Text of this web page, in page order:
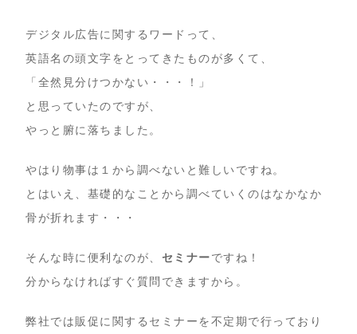
デジタル広告に関するワードって、
英語名の頭文字をとってきたものが多くて、
「全然見分けつかない・・・！」
と思っていたのですが、
やっと腑に落ちました。
やはり物事は１から調べないと難しいですね。
とはいえ、基礎的なことから調べていくのはなかなか
骨が折れます・・・
そんな時に便利なのが、 セミナー ですね！
分からなければすぐ質問できますから。
弊社では販促に関するセミナーを不定期で行っており